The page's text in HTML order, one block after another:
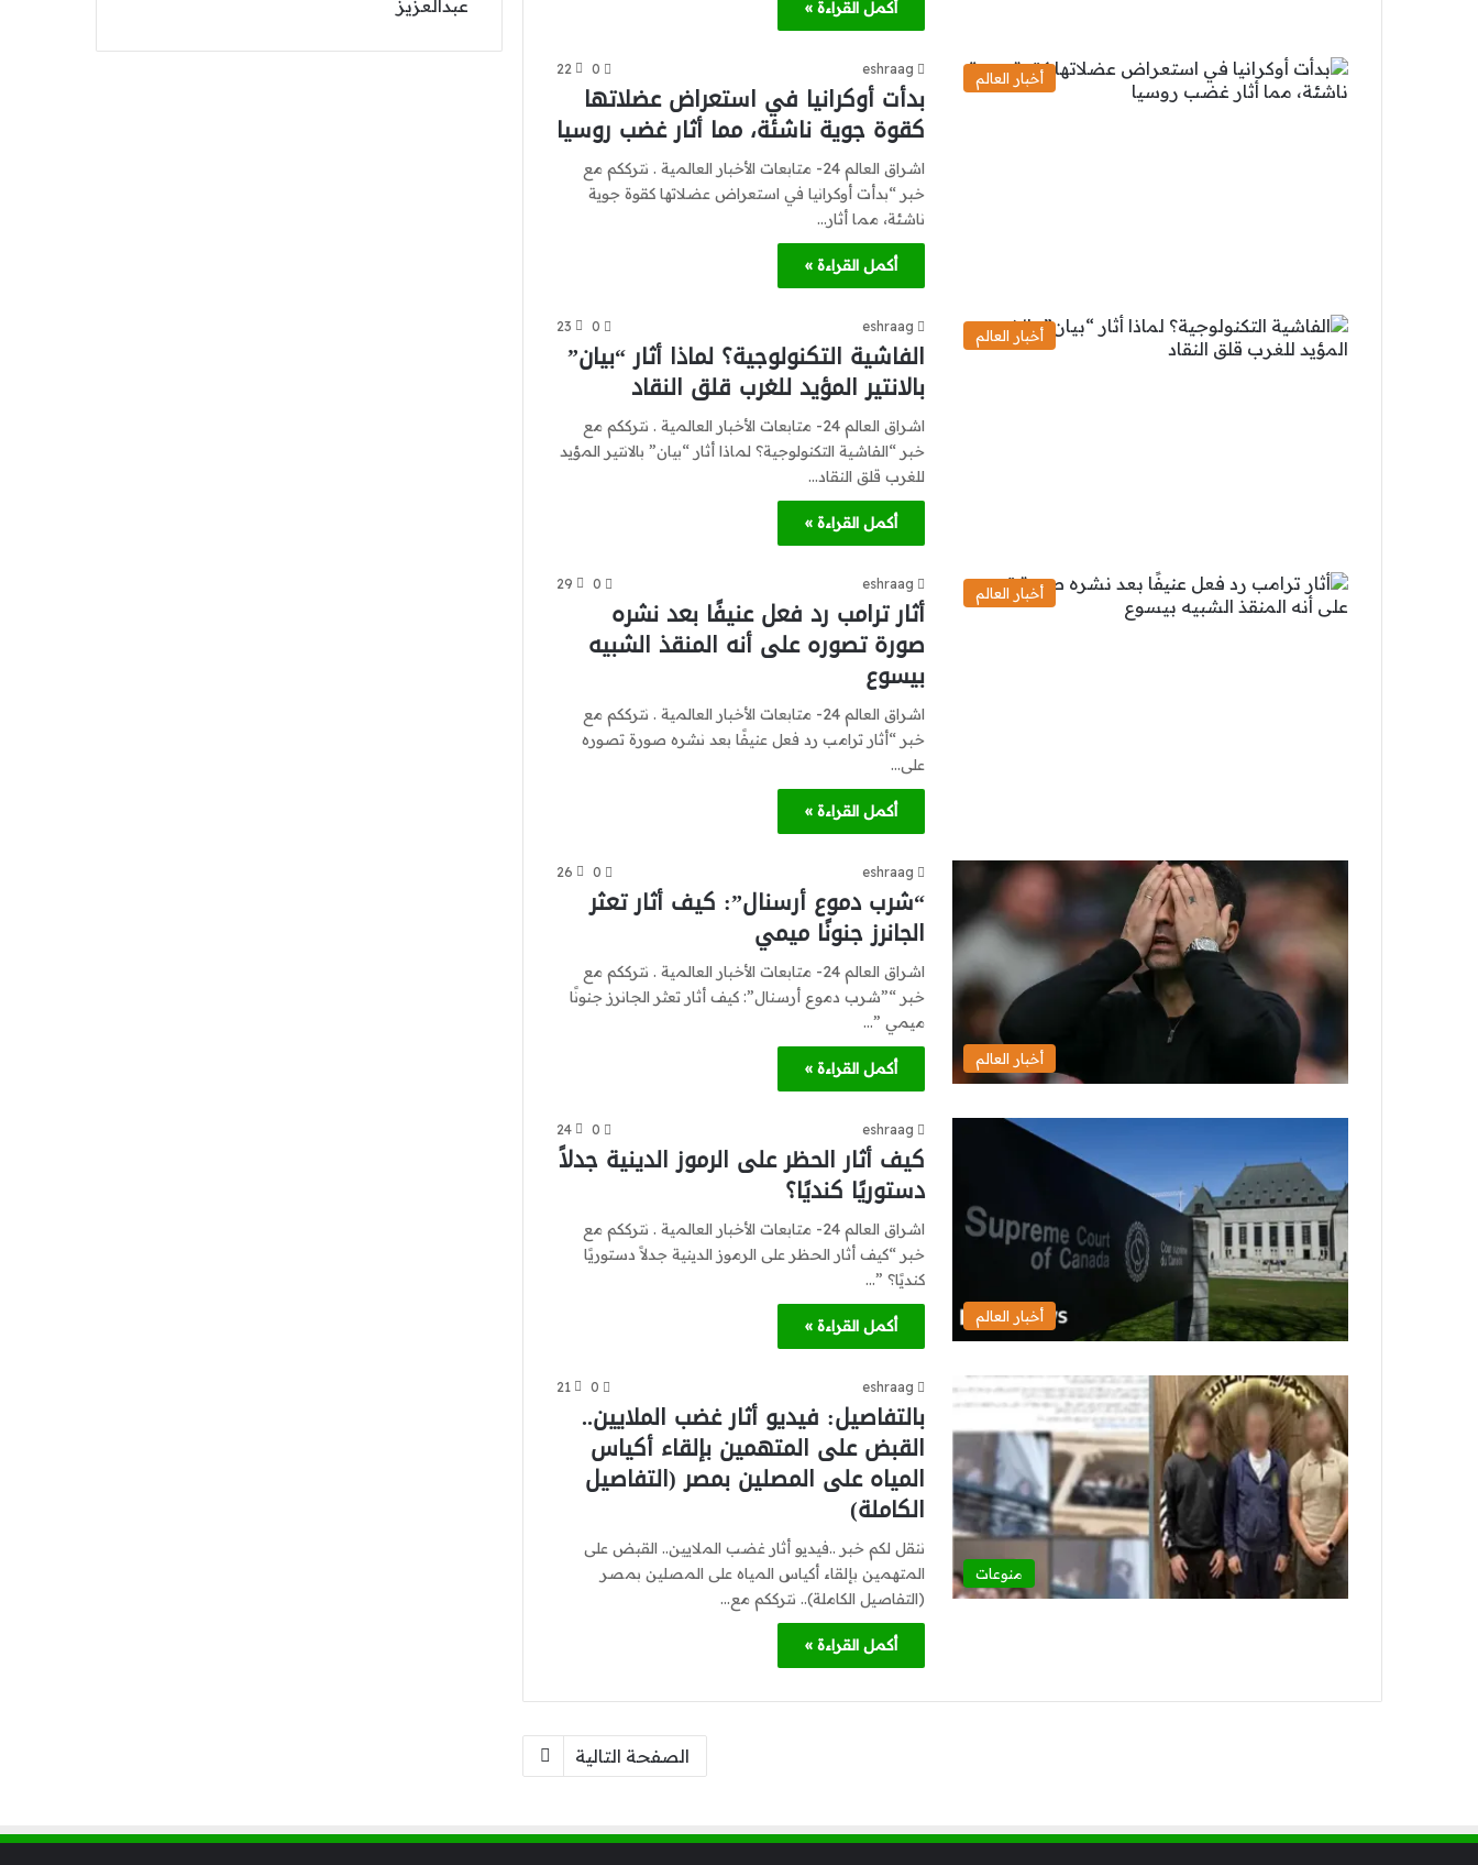
أكمل القراءة »
أخبار العالم
eshraag
0
22
بدأت أوكرانيا في استعراض عضلاتها
كقوة جوية ناشئة، مما أثار غضب روسيا
اشراق العالم 24- متابعات الأخبار العالمية . نترككم مع
خبر “بدأت أوكرانيا في استعراض عضلاتها كقوة جوية
ناشئة، مما أثار…
أكمل القراءة »
أخبار العالم
eshraag
0
23
الفاشية التكنولوجية؟ لماذا أثار “بيان”
بالانتير المؤيد للغرب قلق النقاد
اشراق العالم 24- متابعات الأخبار العالمية . نترككم مع
خبر “الفاشية التكنولوجية؟ لماذا أثار “بيان” بالانتير المؤيد
للغرب قلق النقاد…
أكمل القراءة »
أخبار العالم
eshraag
0
29
أثار ترامب رد فعل عنيفًا بعد نشره
صورة تصوره على أنه المنقذ الشبيه
بيسوع
اشراق العالم 24- متابعات الأخبار العالمية . نترككم مع
خبر “أثار ترامب رد فعل عنيفًا بعد نشره صورة تصوره
على…
أكمل القراءة »
أخبار العالم
eshraag
0
26
“شرب دموع أرسنال”: كيف أثار تعثر
الجانرز جنونًا ميمي
اشراق العالم 24- متابعات الأخبار العالمية . نترككم مع
خبر “”شرب دموع أرسنال”: كيف أثار تعثر الجانرز جنونًا
ميمي ”…
أكمل القراءة »
أخبار العالم
eshraag
0
24
كيف أثار الحظر على الرموز الدينية جدلاً
دستوريًا كنديًا؟
اشراق العالم 24- متابعات الأخبار العالمية . نترككم مع
خبر “كيف أثار الحظر على الرموز الدينية جدلاً دستوريًا
كنديًا؟ ”…
أكمل القراءة »
منوعات
eshraag
0
21
بالتفاصيل: فيديو أثار غضب الملايين..
القبض على المتهمين بإلقاء أكياس
المياه على المصلين بمصر (التفاصيل
الكاملة)
ننقل لكم خبر ..فيديو أثار غضب الملايين.. القبض على
المتهمين بإلقاء أكياس المياه على المصلين بمصر
(التفاصيل الكاملة).. نترككم مع…
أكمل القراءة »
الصفحة التالية